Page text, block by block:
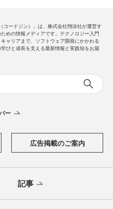
コードジン）」は、株式会社翔泳社が運営す
めの情報メディアです。テクノロジー入門
ャリアまで、ソフトウェア開発にかかわる
びと成長を支える最新情報と実践知をお届
ー
広告掲載のご案内
記事